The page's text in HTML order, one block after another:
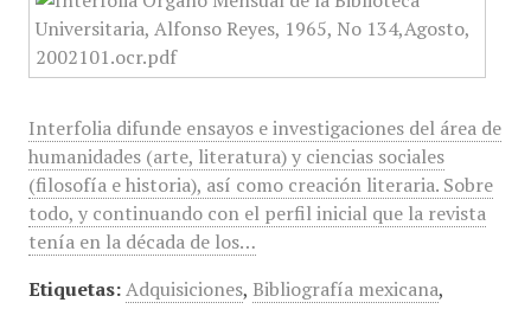
Interfolia difunde ensayos e investigaciones del área de
humanidades (arte, literatura) y ciencias sociales
(filosofía e historia), así como creación literaria. Sobre
todo, y continuando con el perfil inicial que la revista
tenía en la década de los…
Etiquetas: Adquisiciones, Bibliografía mexicana,